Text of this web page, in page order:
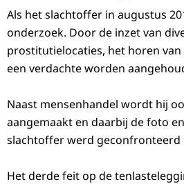
Als het slachtoffer in augustus
onderzoek. Door de inzet van
prostitutielocaties, het horen
een verdachte worden
Naast mensenhandel wordt hij
aangemaakt en daarbij de foto
slachtoffer werd geconfronteerd
Het derde feit op de